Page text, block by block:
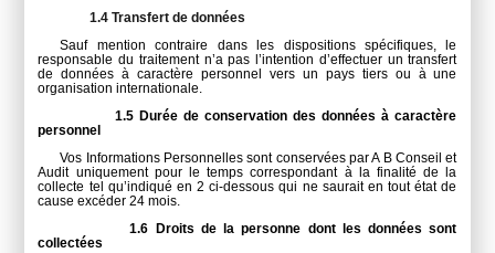
1.4 Transfert de données
Sauf mention contraire dans les dispositions spécifiques, le
responsable du traitement n’a pas l’intention d’effectuer un transfert
de données à caractère personnel vers un pays tiers ou à une
organisation internationale.
1.5 Durée de conservation des données à caractère
personnel
Vos Informations Personnelles sont conservées par A B Conseil et
Audit uniquement pour le temps correspondant à la finalité de la
collecte tel qu’indiqué en 2 ci-dessous qui ne saurait en tout état de
cause excéder 24 mois.
1.6 Droits de la personne dont les données sont
collectées